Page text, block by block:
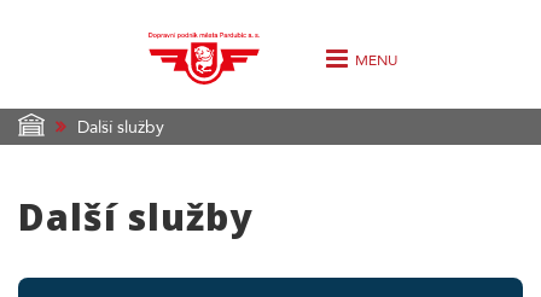
MENU
Další služby
Další služby